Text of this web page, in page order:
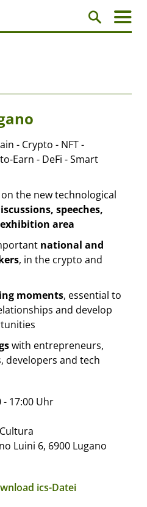
- Crypto - NFT -
Earn - DeFi - Smart
the new technological
speeches,
area
national and
, in the crypto and
moments, essential to
and develop
with entrepreneurs,
developers and tech
- 17:00 Uhr
Luini 6, 6900 Lugano
ics-Datei